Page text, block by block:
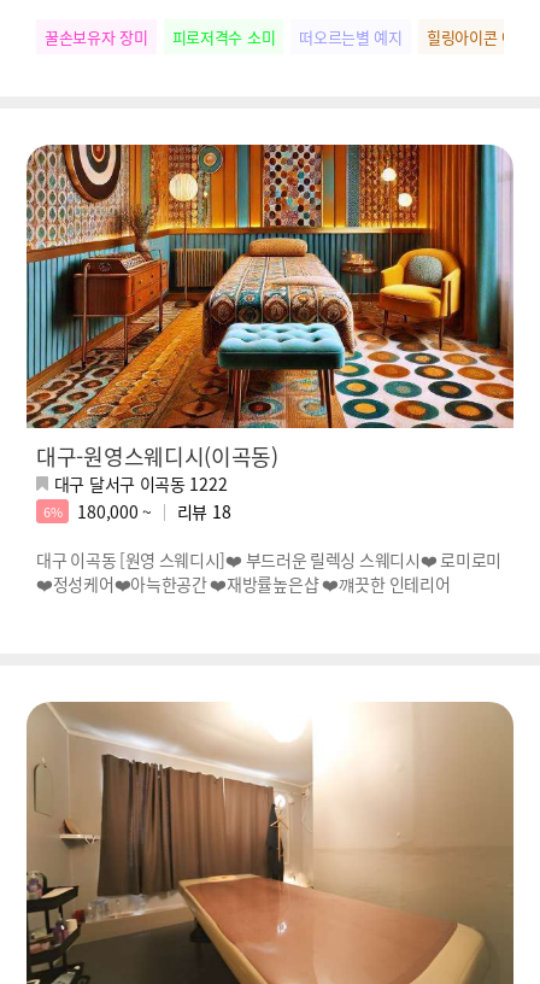
꿀손보유자 장미 피로저격수 소미 떠오르는별 예지 힐링아이콘 아영
대구-원영스웨디시(이곡동)
대구 달서구 이곡동 1222
6% 180,000 ~ 리뷰 18
대구 이곡동 [원영 스웨디시]❤️ 부드러운 릴렉싱 스웨디시❤️ 로미로미
❤️정성케어❤️아늑한공간 ❤️재방률높은샵 ❤️꺠끗한 인테리어